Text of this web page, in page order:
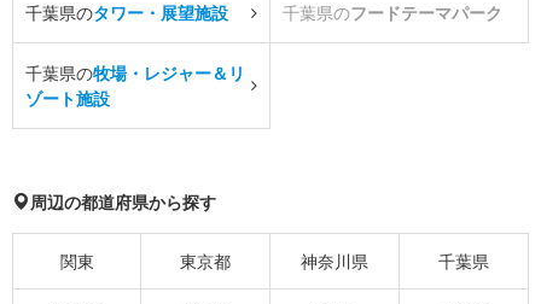
千葉県のタワー・展望施設 千葉県のフードテーマパーク
千葉県の牧場・レジャー＆リ
ゾート施設
周辺の都道府県から探す
関東 東京都 神奈川県 千葉県